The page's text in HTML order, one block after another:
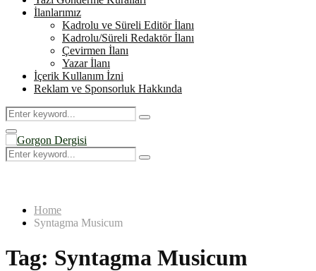
İlanlarımız
Kadrolu ve Süreli Editör İlanı
Kadrolu/Süreli Redaktör İlanı
Çevirmen İlanı
Yazar İlanı
İçerik Kullanım İzni
Reklam ve Sponsorluk Hakkında
Search
for:
Search
Primary
Menu
Search
for:
Search
Home
Syntagma Musicum
Tag: Syntagma Musicum